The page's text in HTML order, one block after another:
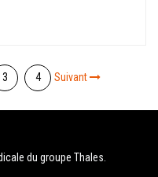
3 4 Suivant
du groupe Thales.